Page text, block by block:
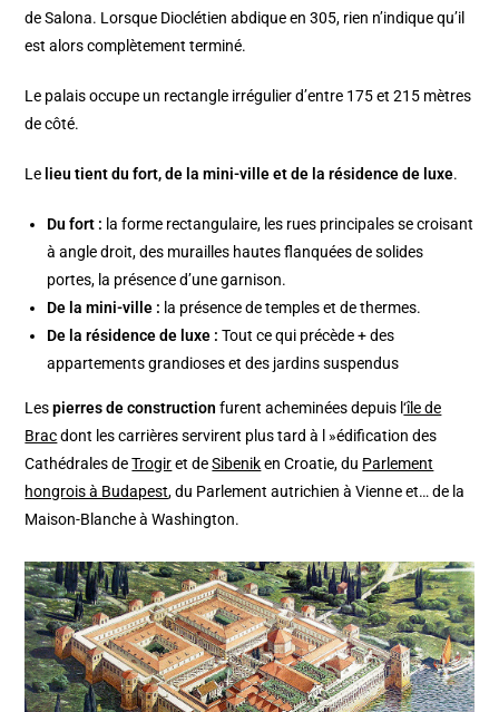
de Salona. Lorsque Dioclétien abdique en 305, rien n’indique qu’il
est alors complètement terminé.
Le palais occupe un rectangle irrégulier d’entre 175 et 215 mètres
de côté.
Le lieu tient du fort, de la mini-ville et de la résidence de luxe.
Du fort : la forme rectangulaire, les rues principales se croisant
à angle droit, des murailles hautes flanquées de solides
portes, la présence d’une garnison.
De la mini-ville : la présence de temples et de thermes.
De la résidence de luxe : Tout ce qui précède + des
appartements grandioses et des jardins suspendus
Lespierres de construction furent acheminées depuis l‘île de
Bracdont les carrières servirent plus tard à l »édification des
Cathédrales deTrogiret deSibeniken Croatie, du Parlement
hongrois à Budapest, du Parlement autrichien à Vienne et… de la
Maison-Blanche à Washington.